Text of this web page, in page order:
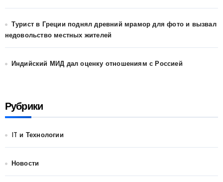
Турист в Греции поднял древний мрамор для фото и вызвал
недовольство местных жителей
Индийский МИД дал оценку отношениям с Россией
Рубрики
IT и Технологии
Новости